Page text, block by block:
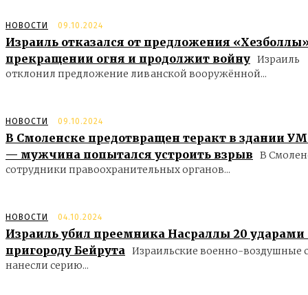
НОВОСТИ 09.10.2024
Израиль отказался от предложения
прекращении огня и продолжит войну Израиль
отклонил предложение ливанской вооружённой...
НОВОСТИ 09.10.2024
В Смоленске предотвращен теракт в здании
— мужчина попытался устроить взрыв
В
сотрудники правоохранительных органов...
НОВОСТИ 04.10.2024
Израиль убил преемника Насраллы 20 ударами
пригороду Бейрута Израильские военно-воздушные
нанесли серию...